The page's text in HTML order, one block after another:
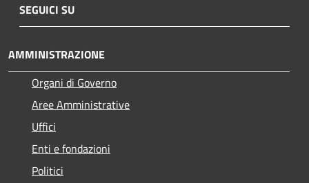
SEGUICI SU
AMMINISTRAZIONE
Organi di Governo
Aree Amministrative
Uffici
Enti e fondazioni
Politici